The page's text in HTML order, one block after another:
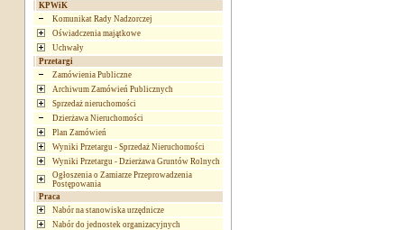
KPWiK
Komunikat Rady Nadzorczej
Oświadczenia majątkowe
Uchwały
Przetargi
Zamówienia Publiczne
Archiwum Zamówień Publicznych
Sprzedaż nieruchomości
Dzierżawa Nieruchomości
Plan Zamówień
Wyniki Przetargu - Sprzedaż Nieruchomości
Wyniki Przetargu - Dzierżawa Gruntów Rolnych
Ogłoszenia o Zamiarze Przeprowadzenia
Postępowania
Praca
Nabór na stanowiska urzędnicze
Nabór do jednostek organizacyjnych